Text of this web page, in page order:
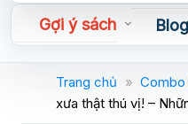
Gợi ý sách Blog
Sách nói
Trang chủ » Combo
xưa thật thú vị! –